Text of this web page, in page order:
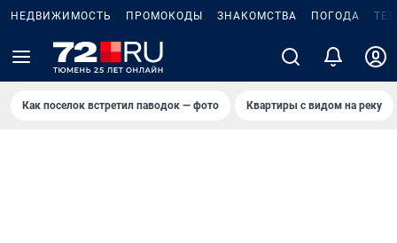
НЕДВИЖИМОСТЬ ПРОМОКОДЫ ЗНАКОМСТВА ПОГОДА
Как поселок встретил паводок — фото Квартиры с видом на реку